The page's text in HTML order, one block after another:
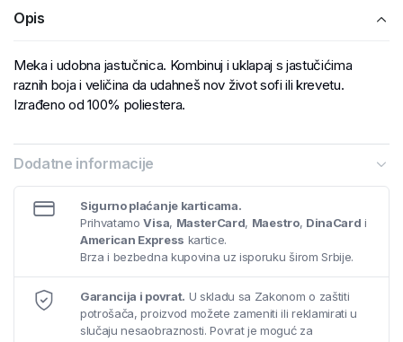
Opis
Meka i udobna jastučnica. Kombinuj i uklapaj s jastučićima
raznih boja i veličina da udahneš nov život sofi ili krevetu.
Izrađeno od 100% poliestera.
Dodatne informacije
Sigurno plaćanje karticama.
PrihvatamoVisa, MasterCard, Maestro, DinaCard i
American Express kartice.
Brza i bezbedna kupovina uz isporuku širom Srbije.
Garancija i povrat. U skladu sa Zakonom o zaštiti
potrošača, proizvod možete zameniti ili reklamirati u
slučaju nesaobraznosti. Povrat je moguć za